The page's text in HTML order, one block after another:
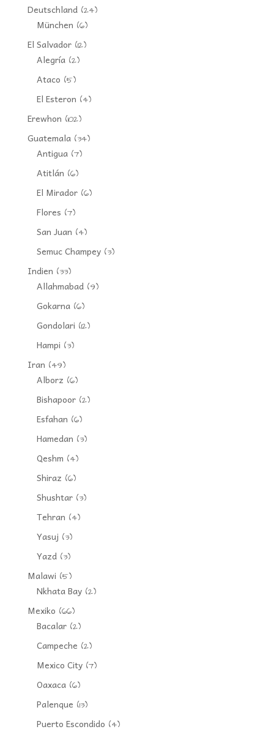
Deutschland(24)
München (6)
El Salvador(12)
Alegría(2)
Ataco (5)
El Esteron (4)
Erewhon (102)
Guatemala(34)
Antigua(7)
Atitlán (6)
El Mirador(6)
Flores (7)
San Juan (4)
Semuc Champey(3)
Indien (33)
Allahmabad(9)
Gokarna(6)
Gondolari (12)
Hampi (3)
Iran (49)
Alborz (6)
Bishapoor(2)
Esfahan (6)
Hamedan (3)
Qeshm (4)
Shiraz (6)
Shushtar(3)
Tehran (4)
Yasuj (3)
Yazd(3)
Malawi (5)
Nkhata Bay(2)
Mexiko (66)
Bacalar(2)
Campeche (2)
Mexico City(7)
Oaxaca(6)
Palenque (13)
Puerto Escondido (4)